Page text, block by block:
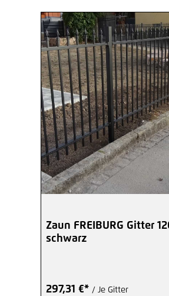
Zaun FREIBURG Gitter
schwarz
297,31 €* / Je Gitter